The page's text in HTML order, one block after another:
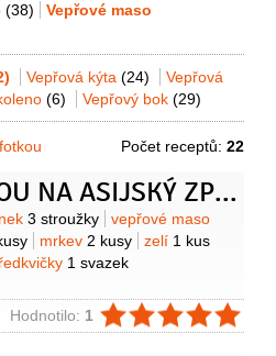
(38)
Vepřové maso
Vepřová kýta (24)
Vepřová
(6) Vepřový bok (29)
Počet receptů: 22
VEPŘOVÉ SE ZELENINOU NA ASIJSKÝ ZPŮSOB
3 stroužky
vepřové maso
mrkev 2 kusy zelí 1 kus
1 svazek
Hodnotilo: 1